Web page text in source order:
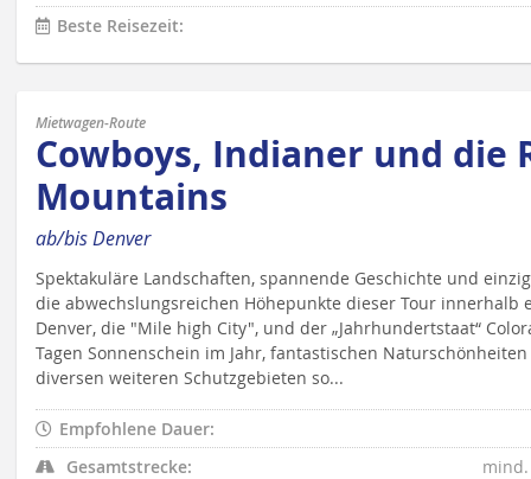
Beste Reisezeit:
Mietwagen-Route
Cowboys, Indianer und die
Mountains
ab/bis Denver
Spektakuläre Landschaften, spannende Geschichte und
die abwechslungsreichen Höhepunkte dieser Tour innerhalb
Denver, die "Mile high City", und der „Jahrhundertstaat“
Tagen Sonnenschein im Jahr, fantastischen
diversen weiteren Schutzgebieten so...
Empfohlene Dauer:
Gesamtstrecke: